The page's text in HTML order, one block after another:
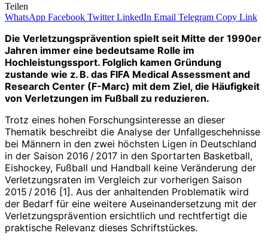
Teilen
WhatsApp Facebook Twitter LinkedIn Email Telegram Copy Link
Die Verletzungsprävention spielt seit Mitte der 1990er
Jahren immer eine bedeutsame Rolle im
Hochleistungssport. Folglich kamen Gründung
zustande wie z. B. das FIFA Medical Assessment and
Research Center (F-Marc) mit dem Ziel, die Häufigkeit
von Verletzungen im Fußball zu reduzieren.
Trotz eines hohen Forschungsinteresse an dieser
Thematik beschreibt die Analyse der Unfallgeschehnisse
bei Männern in den zwei höchsten Ligen in Deutschland
in der Saison 2016 / 2017 in den Sportarten Basketball,
Eishockey, Fußball und Handball keine Veränderung der
Verletzungsraten im Vergleich zur vorherigen Saison
2015 / 2016 [1]. Aus der anhaltenden Problematik wird
der Bedarf für eine weitere Auseinandersetzung mit der
Verletzungspräven­tion ersichtlich und rechtfertigt die
praktische Relevanz dieses Schriftstückes.